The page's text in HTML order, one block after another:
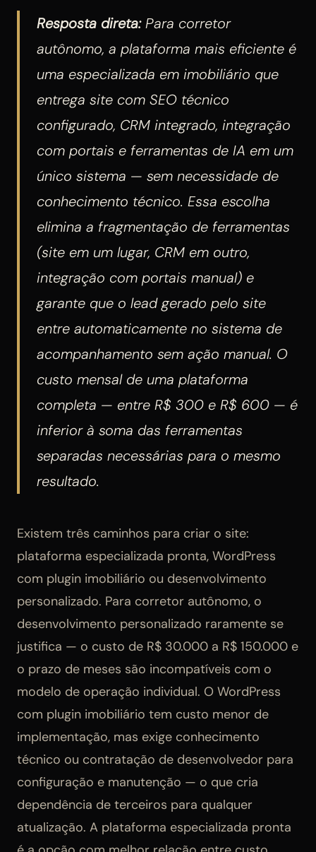
Resposta direta:Para corretor
autônomo, a plataforma mais eficiente é
uma especializada em imobiliário que
entrega site com SEO técnico
configurado, CRM integrado, integração
com portais e ferramentas de IA em um
único sistema — sem necessidade de
conhecimento técnico. Essa escolha
elimina a fragmentação de ferramentas
(site em um lugar, CRM em outro,
integração com portais manual) e
garante que o lead gerado pelo site
entre automaticamente no sistema de
acompanhamento sem ação manual. O
custo mensal de uma plataforma
completa — entre R$ 300 e R$ 600 — é
inferior à soma das ferramentas
separadas necessárias para o mesmo
resultado.
Existem três caminhos para criar o site:
plataforma especializada pronta, WordPress
com plugin imobiliário ou desenvolvimento
personalizado. Para corretor autônomo, o
desenvolvimento personalizado raramente se
justifica — o custo de R$ 30.000 a R$ 150.000 e
o prazo de meses são incompatíveis com o
modelo de operação individual. O WordPress
com plugin imobiliário tem custo menor de
implementação, mas exige conhecimento
técnico ou contratação de desenvolvedor para
configuração e manutenção — o que cria
dependência de terceiros para qualquer
atualização. A plataforma especializada pronta